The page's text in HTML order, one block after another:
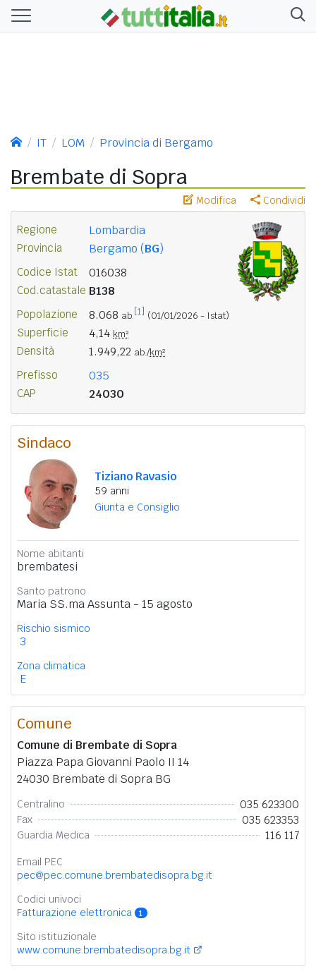
IT LOM Provincia di Bergamo
Brembate di Sopra
Modifica Condividi
Regione Lombardia
Provincia Bergamo (BG)
Codice Istat 016038
Cod.catastale B138
Popolazione 8.068 ab. [1] (01/01/2026 - Istat)
Superficie 4,14 km²
Densità 1.949,22 ab./km²
Prefisso 035
CAP 24030
Sindaco
Tiziano Ravasio
59 anni
Giunta e Consiglio
Nome abitanti
brembatesi
Santo patrono
Maria SS.ma Assunta - 15 agosto
Rischio sismico
3
Zona climatica
E
Comune
Comune di Brembate di Sopra
Piazza Papa Giovanni Paolo II 14
24030 Brembate di Sopra BG
Centralino 035 623300
Fax 035 623353
Guardia Medica 116 117
Email PEC
pec@pec.comune.brembatedisopra.bg.it
Codici univoci
Fatturazione elettronica
1
Sito istituzionale
www.comune.brembatedisopra.bg.it